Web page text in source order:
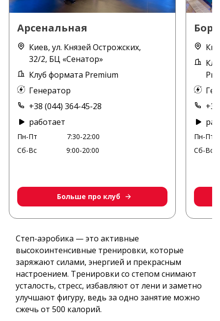
Арсенальная
Киев, ул. Князей Острожских,
32/2, БЦ «Сенатор»
Клуб формата Premium
Генератор
+38 (044) 364-45-28
работает
Пн-Пт
7:30-22:00
Сб-Вс
9:00-20:00
Больше про клуб
Пн-Пт
Сб-Вс
Степ-аэробика — это активные
высокоинтенсивные тренировки, которые
заряжают силами, энергией и прекрасным
настроением. Тренировки со степом снимают
усталость, стресс, избавляют от лени и заметно
улучшают фигуру, ведь за одно занятие можно
сжечь от 500 калорий.